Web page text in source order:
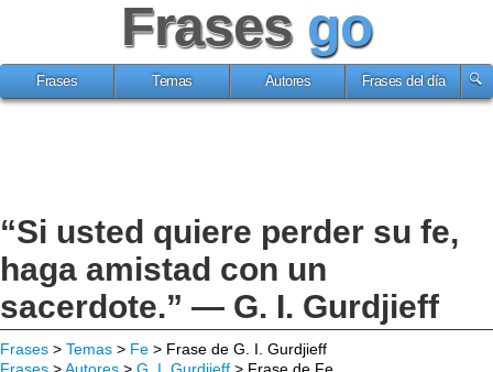
Frases go
Frases Temas Autores Frases del día
“Si usted quiere perder su fe,
haga amistad con un
sacerdote.” — G. I. Gurdjieff
Frases > Temas > Fe > Frase de G. I. Gurdjieff